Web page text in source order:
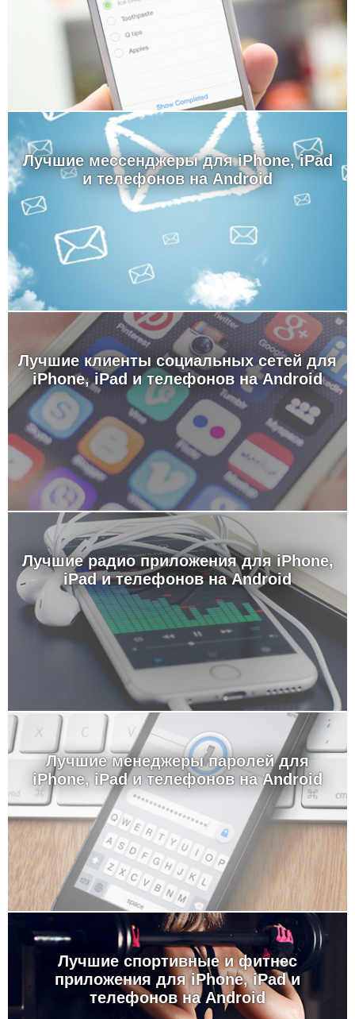
Лучшие мессенджеры для iPhone, iPad
и телефонов на Android
Лучшие клиенты социальных сетей для
iPhone, iPad и телефонов на Android
Лучшие радио приложения для iPhone,
iPad и телефонов на Android
Лучшие менеджеры паролей для
iPhone, iPad и телефонов на Android
Лучшие спортивные и фитнес
приложения для iPhone, iPad и
телефонов на Android